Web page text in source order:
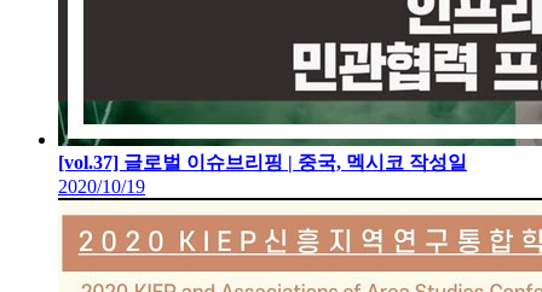
[vol.37] 글로벌 이슈브리핑 | 중국, 멕시코 작성일
2020/10/19